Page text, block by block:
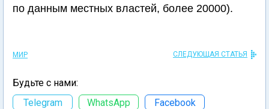
по данным местных властей, более 20000).
МИР СЛЕДУЮЩАЯ СТАТЬЯ
Будьте с нами:
Telegram
WhatsApp Facebook